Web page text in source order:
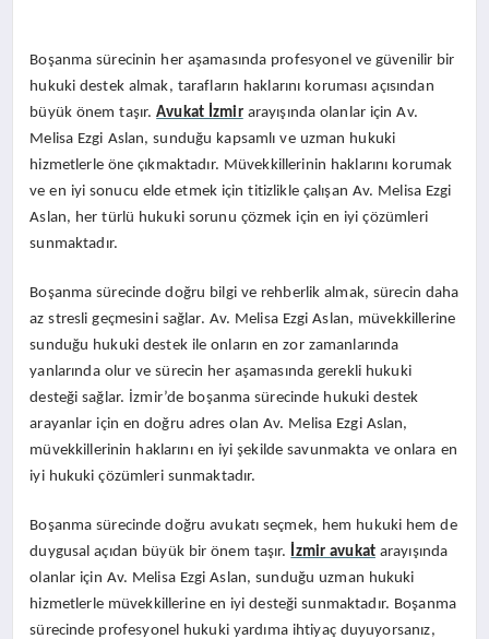
Boşanma sürecinin her aşamasında profesyonel ve güvenilir bir
hukuki destek almak, tarafların haklarını koruması açısından
büyük önem taşır.Avukat İzmirarayışında olanlar için Av.
Melisa Ezgi Aslan, sunduğu kapsamlı ve uzman hukuki
hizmetlerle öne çıkmaktadır. Müvekkillerinin haklarını korumak
ve en iyi sonucu elde etmek için titizlikle çalışan Av. Melisa Ezgi
Aslan, her türlü hukuki sorunu çözmek için en iyi çözümleri
sunmaktadır.
Boşanma sürecinde doğru bilgi ve rehberlik almak, sürecin daha
az stresli geçmesini sağlar. Av. Melisa Ezgi Aslan, müvekkillerine
sunduğu hukuki destek ile onların en zor zamanlarında
yanlarında olur ve sürecin her aşamasında gerekli hukuki
desteği sağlar. İzmir’de boşanma sürecinde hukuki destek
arayanlar için en doğru adres olan Av. Melisa Ezgi Aslan,
müvekkillerinin haklarını en iyi şekilde savunmakta ve onlara en
iyi hukuki çözümleri sunmaktadır.
Boşanma sürecinde doğru avukatı seçmek, hem hukuki hem de
duygusal açıdan büyük bir önem taşır.
İzmir avukatarayışında
olanlar için Av. Melisa Ezgi Aslan, sunduğu uzman hukuki
hizmetlerle müvekkillerine en iyi desteği sunmaktadır. Boşanma
sürecinde profesyonel hukuki yardıma ihtiyaç duyuyorsanız,